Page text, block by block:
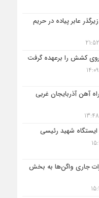
عابر پیاده در حریم
کشش را برعهده گرفت
آهن آذربایجان غربی
ایستگاه شهید رئیسی
جاری واگن‌ها به بخش